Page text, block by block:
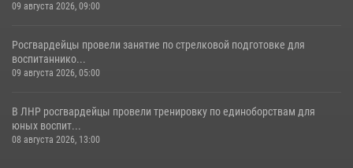
09 августа 2026, 09:00
Росгвардейцы провели занятие по стрелковой подготовке для
воспитаннико...
09 августа 2026, 05:00
В ЛНР росгвардейцы провели тренировку по единоборствам для
юных воспит...
08 августа 2026, 13:00